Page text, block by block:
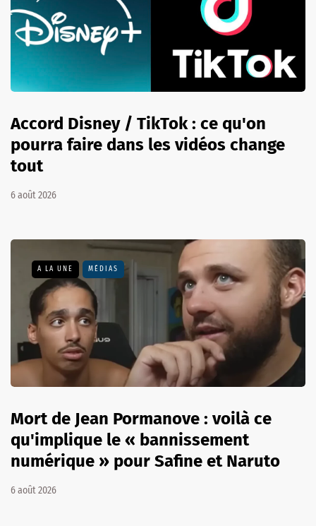
Accord Disney / TikTok : ce qu'on
pourra faire dans les vidéos change
tout
6 août 2026
A LA UNE MÉDIAS
Mort de Jean Pormanove : voilà ce
qu'implique le « bannissement
numérique » pour Safine et Naruto
6 août 2026